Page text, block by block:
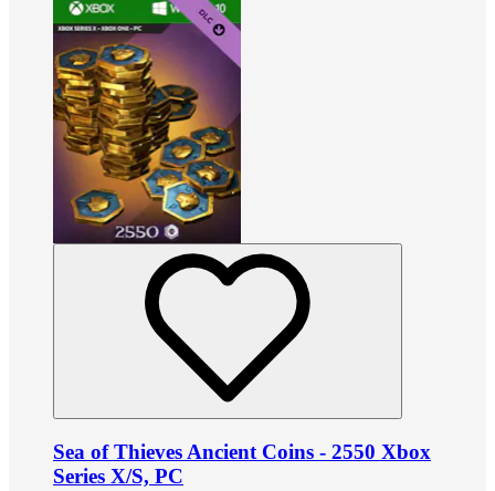
Sea of Thieves Ancient Coins - 2550 Xbox
Series X/S, PC